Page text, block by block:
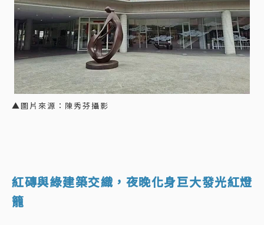
▲圖片來源：陳秀芬攝影
紅磚與綠建築交織，夜晚化身巨大發光紅燈
籠